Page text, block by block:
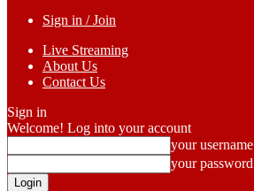
Sign in / Join
Live Streaming
About Us
Contact Us
Sign in
Welcome! Log into your account
your username
your password